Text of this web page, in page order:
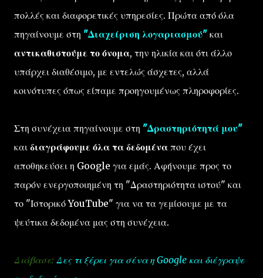
πολλές και διαφορετικές υπηρεσίες. Πρώτα από όλα
πηγαίνουμε στη "Διαχείριση λογαριασμού" και
αντικαθιστούμε το όνομα, την ηλικία και ότι άλλο
υπάρχει διαθέσιμο, με εντελώς άσχετες, αλλά
κοινότυπες όπως είπαμε προηγουμένως πληροφορίες.
Στη συνέχεια πηγαίνουμε στη "Δραστηριότητά μου"
και διαγράφουμε όλα τα δεδομένα που έχει
αποθηκεύσει η Google για εμάς. Αφήνουμε προς το
παρόν ενεργοποιημένη τη "Δραστηριότητα ιστού" και
το "Ιστορικό YouTube" για να τα γεμίσουμε με τα
ψεύτικα δεδομένα μας στη συνέχεια.
Διάβασε: Δες τι ξέρει για σένα η Google και διέγραψε